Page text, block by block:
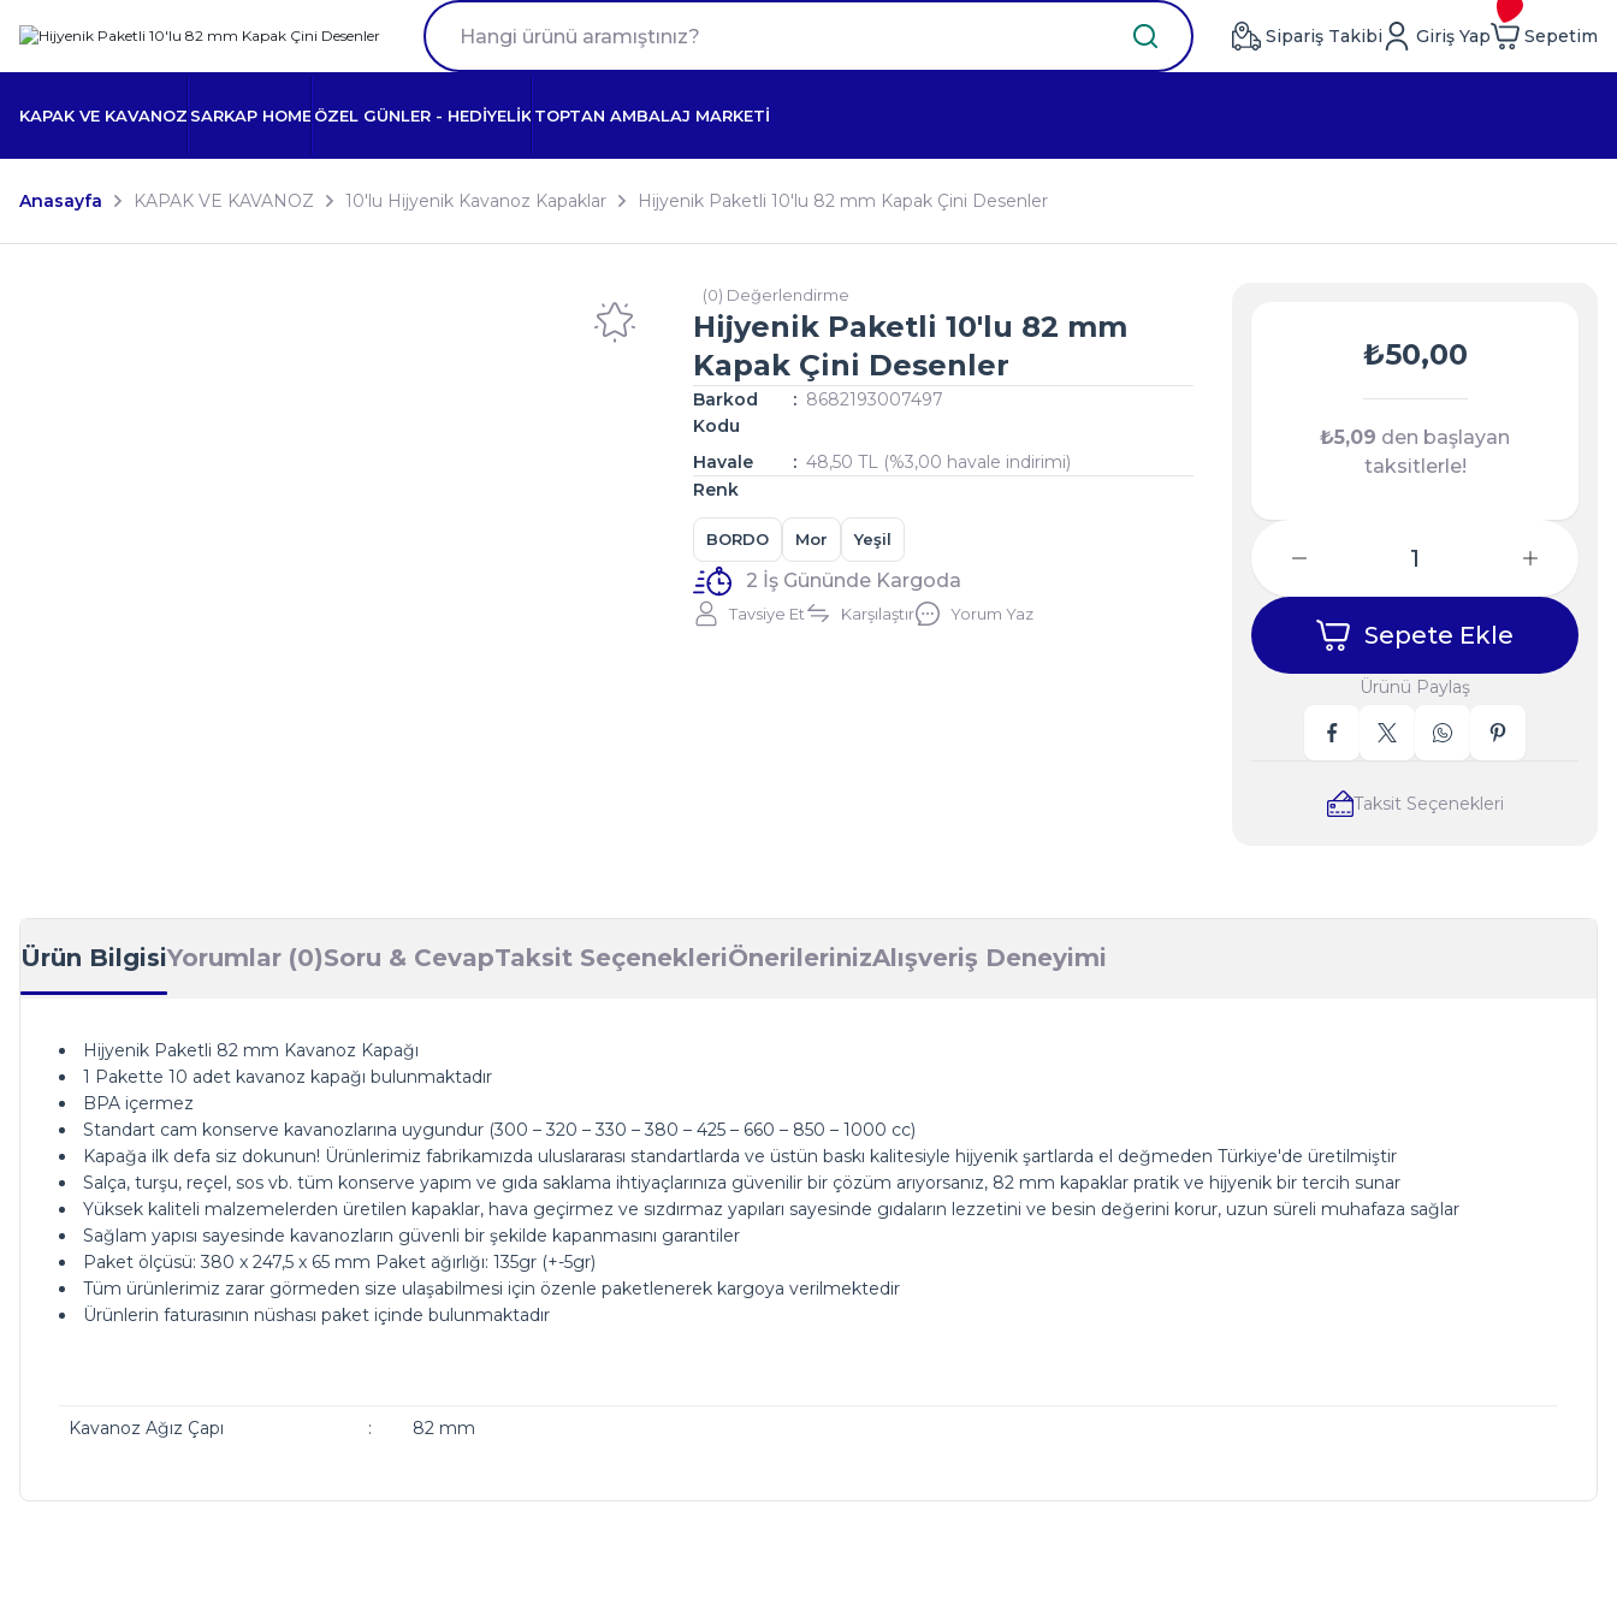
Sipariş Takibi Giriş Yap Sepetim
KAPAK VE KAVANOZ SARKAP HOME ÖZEL GÜNLER - HEDİYELİK TOPTAN AMBALAJ MARKETİ
Anasayfa KAPAK VE KAVANOZ 10'lu Hijyenik Kavanoz Kapaklar Hijyenik Paketli 10'lu 82 mm Kapak Çini Desenler
(0) Değerlendirme
Hijyenik Paketli 10'lu 82 mm
Kapak Çini Desenler
Barkod
Kodu
8682193007497
Havale
48,50 TL (%3,00 havale indirimi)
Renk
BORDO Mor Yeşil
2 İş Gününde Kargoda
Tavsiye Et Karşılaştır Yorum Yaz
₺50,00
₺5,09 den başlayan
taksitlerle!
Sepete Ekle
Ürünü Paylaş
Taksit Seçenekleri
Ürün BilgisiYorumlar (0)Soru & CevapTaksit SeçenekleriÖnerilerinizAlışveriş Deneyimi
Hijyenik Paketli 82 mm Kavanoz Kapağı
1 Pakette 10 adet kavanoz kapağı bulunmaktadır
BPA içermez
Standart cam konserve kavanozlarına uygundur (300 – 320 – 330 – 380 – 425 – 660 – 850 – 1000 cc)
Kapağa ilk defa siz dokunun! Ürünlerimiz fabrikamızda uluslararası standartlarda ve üstün baskı kalitesiyle hijyenik şartlarda el değmeden Türkiye'de üretilmiştir
Salça, turşu, reçel, sos vb. tüm konserve yapım ve gıda saklama ihtiyaçlarınıza güvenilir bir çözüm arıyorsanız, 82 mm kapaklar pratik ve hijyenik bir tercih sunar
Yüksek kaliteli malzemelerden üretilen kapaklar, hava geçirmez ve sızdırmaz yapıları sayesinde gıdaların lezzetini ve besin değerini korur, uzun süreli muhafaza sağlar
Sağlam yapısı sayesinde kavanozların güvenli bir şekilde kapanmasını garantiler
Paket ölçüsü: 380 x 247,5 x 65 mm Paket ağırlığı: 135gr (+-5gr)
Tüm ürünlerimiz zarar görmeden size ulaşabilmesi için özenle paketlenerek kargoya verilmektedir
Ürünlerin faturasının nüshası paket içinde bulunmaktadır
Kavanoz Ağız Çapı : 82 mm